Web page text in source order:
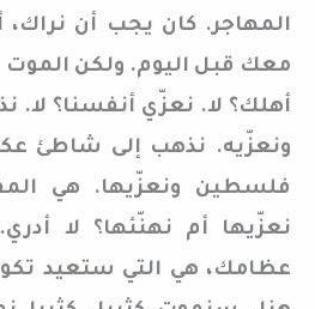
المهاجر. كان يجب أن
معك قبل اليوم. ولكن الموت
أهلك؟ لا. نعزّي أنفسنا؟ لا.
ونعزّيه. نذهب إلى شاطئ
فلسطين ونعزّيها. هي
نعزّيها أم نهنّئها؟ لا
عظامك، هي التي ستعيد